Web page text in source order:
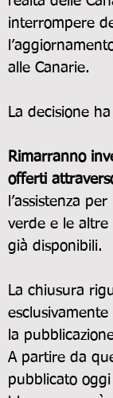
interrompere
alle Canarie.
La decisione
Rimarranno
offerti
l’assistenza
verde e le
già disponibili.
La chiusura
la
A partire da
pubblicato